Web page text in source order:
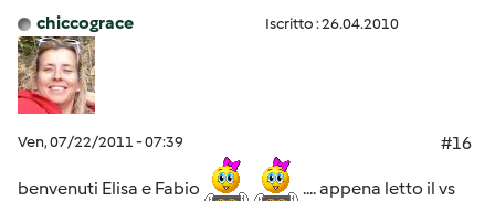
chiccograce Iscritto : 26.04.2010
Ven, 07/22/2011 - 07:39 #16
benvenuti Elisa e Fabio .... appena letto il vs